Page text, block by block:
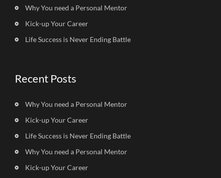
Why You need a Personal Mentor
Kick-up Your Career
Life Success is Never Ending Battle
Recent Posts
Why You need a Personal Mentor
Kick-up Your Career
Life Success is Never Ending Battle
Why You need a Personal Mentor
Kick-up Your Career